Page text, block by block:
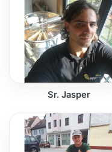
Sr. Jasper